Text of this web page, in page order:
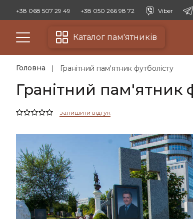
+38 068 507 29 49 +38 050 266 98 72 Viber
Каталог пам'ятників
Головна Гранітний пам'ятник футболісту
Гранітний пам'ятник
залишити відгук